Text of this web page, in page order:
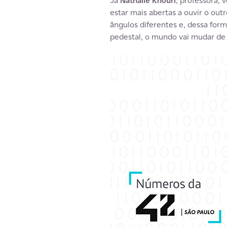
estar mais abertas a ouvir o
ângulos diferentes e, dessa
pedestal, o mundo vai mudar